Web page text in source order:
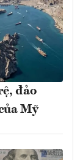
đảo
Mỹ